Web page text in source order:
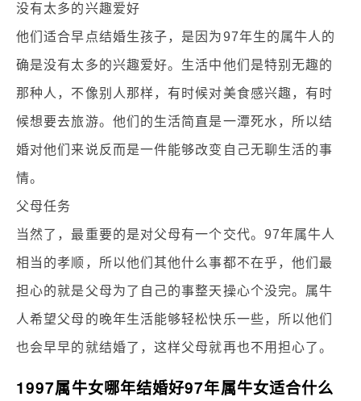
没有太多的兴趣爱好
他们适合早点结婚生孩子，是因为97年生的属牛人的
确是没有太多的兴趣爱好。生活中他们是特别无趣的
那种人，不像别人那样，有时候对美食感兴趣，有时
候想要去旅游。他们的生活简直是一潭死水，所以结
婚对他们来说反而是一件能够改变自己无聊生活的事
情。
父母任务
当然了，最重要的是对父母有一个交代。97年属牛人
相当的孝顺，所以他们其他什么事都不在乎，他们最
担心的就是父母为了自己的事整天操心个没完。属牛
人希望父母的晚年生活能够轻松快乐一些，所以他们
也会早早的就结婚了，这样父母就再也不用担心了。
1997属牛女哪年结婚好97年属牛女适合什么